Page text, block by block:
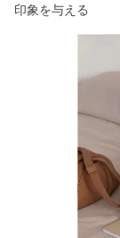
印象を与える